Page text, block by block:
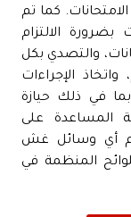
كما تم
بضرورة الالتزام
والتصدي بكل
الإجراءات
بما في ذلك حيازة
المساعدة على
أي وسائل غش
المنظمة في